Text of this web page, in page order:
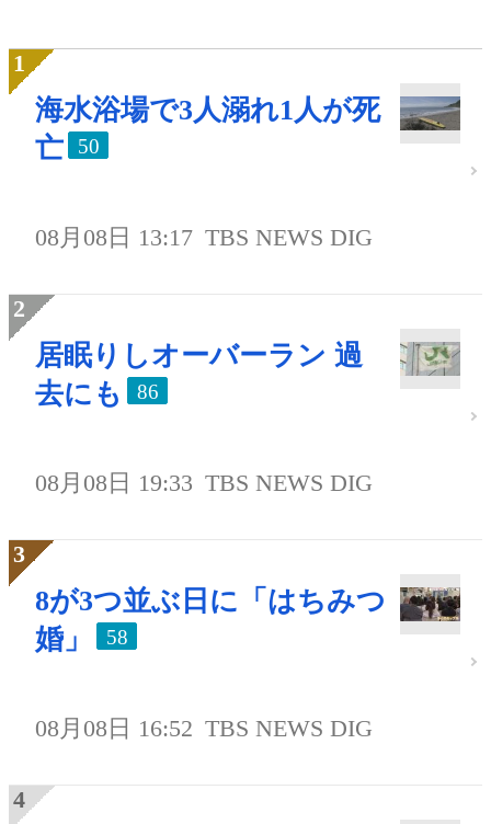
海水浴場で3人溺れ1人が死
亡
50
08月08日 13:17 TBS NEWS DIG
居眠りしオーバーラン 過
去にも
86
08月08日 19:33 TBS NEWS DIG
8が3つ並ぶ日に「はちみつ
婚」
58
08月08日 16:52 TBS NEWS DIG